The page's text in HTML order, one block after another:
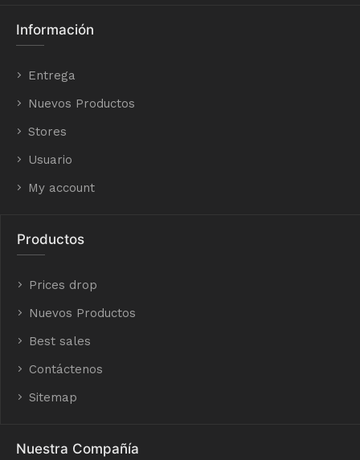
Información
Entrega
Nuevos Productos
Stores
Usuario
My account
Productos
Prices drop
Nuevos Productos
Best sales
Contáctenos
Sitemap
Nuestra Compañía